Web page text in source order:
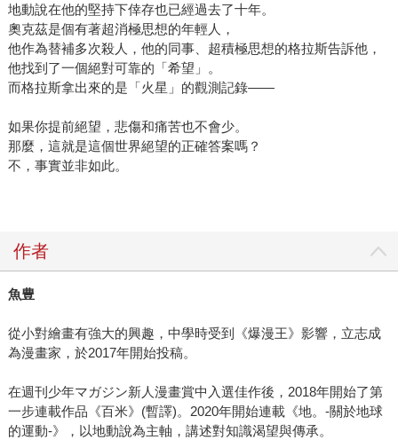
地動說在他的堅持下倖存也已經過去了十年。
奧克茲是個有著超消極思想的年輕人，
他作為替補多次殺人，他的同事、超積極思想的格拉斯告訴他，
他找到了一個絕對可靠的「希望」。
而格拉斯拿出來的是「火星」的觀測記錄——
如果你提前絕望，悲傷和痛苦也不會少。
那麼，這就是這個世界絕望的正確答案嗎？
不，事實並非如此。
作者
魚豊
從小對繪畫有強大的興趣，中學時受到《爆漫王》影響，立志成
為漫畫家，於2017年開始投稿。
在週刊少年マガジン新人漫畫賞中入選佳作後，2018年開始了第
一步連載作品《百米》(暫譯)。2020年開始連載《地。-關於地球
的運動-》，以地動說為主軸，講述對知識渴望與傳承。